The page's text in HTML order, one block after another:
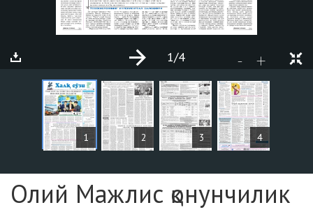
1 2 3 4
- +
1/4
ARTICLES
Page №1
Олий Мажлис қонунчилик